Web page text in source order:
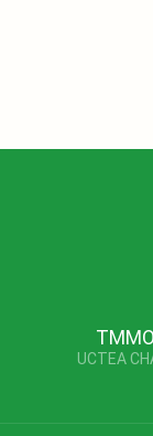
UCTEA